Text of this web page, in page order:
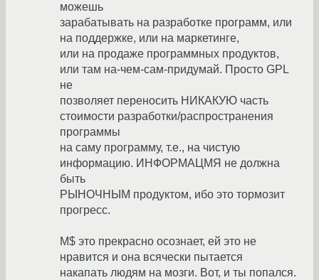
можешь
зарабатывать на разработке программ, или
на поддержке, или на маркетинге,
или на продаже программных продуктов,
или там на-чем-сам-придумай. Просто GPL
не
позволяет переносить НИКАКУЮ часть
стоимости разработки/распространения
программы
на саму программу, т.е., на чистую
информацию. ИНФОРМАЦМЯ не должна
быть
РЫНОЧНЫМ продуктом, ибо это тормозит
прогресс.
M$ это прекрасно осознает, ей это не
нравится и она всячески пытается
накапать людям на мозги. Вот, и ты попался.